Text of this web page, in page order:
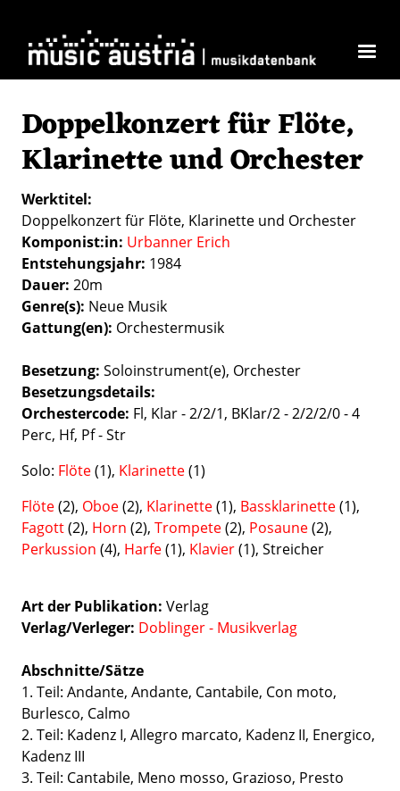
Doppelkonzert für Flöte,
Klarinette und Orchester
Werktitel
Doppelkonzert für Flöte, Klarinette und Orchester
Komponist:in Urbanner Erich
Entstehungsjahr 1984
Dauer 20m
Genre(s) Neue Musik
Gattung(en) Orchestermusik
Besetzung Soloinstrument(e) Orchester
Besetzungsdetails
Orchestercode: Fl, Klar - 2/2/1, BKlar/2 - 2/2/2/0 - 4
Perc, Hf, Pf - Str
Solo: Flöte(1), Klarinette(1)
Flöte(2), Oboe(2), Klarinette(1), Bassklarinette(1),
Fagott(2), Horn (2), Trompete(2), Posaune(2),
Perkussion (4), Harfe(1), Klavier(1), Streicher
Art der Publikation Verlag
Verlag/Verleger Doblinger - Musikverlag
Abschnitte/Sätze
1. Teil: Andante, Andante, Cantabile, Con moto,
Burlesco, Calmo
2. Teil: Kadenz I, Allegro marcato, Kadenz II, Energico,
Kadenz III
3. Teil: Cantabile, Meno mosso, Grazioso, Presto